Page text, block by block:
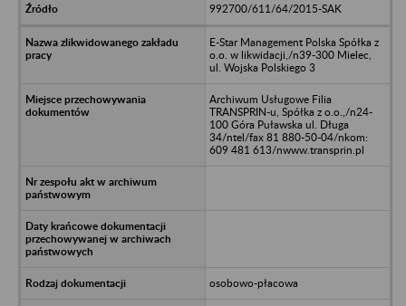
992700/611/64/2015-SAK
E-Star Management Polska Spółka z
o.o. w likwidacji,/n39-300 Mielec,
ul. Wojska Polskiego 3
Archiwum Usługowe Filia
TRANSPRIN-u, Spółka z o.o.,/n24-
100 Góra Puławska ul. Długa
34/ntel/fax 81 880-50-04/nkom:
609 481 613/nwww.transprin.pl
osobowo-płacowa